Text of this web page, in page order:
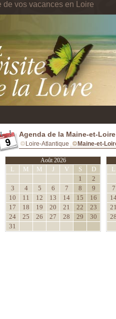
de vos vacances en Loire
Agenda de la Maine-et-Loire
Loire-Atlantique Maine-et-
Août 2026
L M M J V S
D
1
2
3
4 5 6 7 8
9
10
11 12 13 14 15
16
17
18 19 20 21 22
23
24
25 26 27 28 29
30
31
L
7